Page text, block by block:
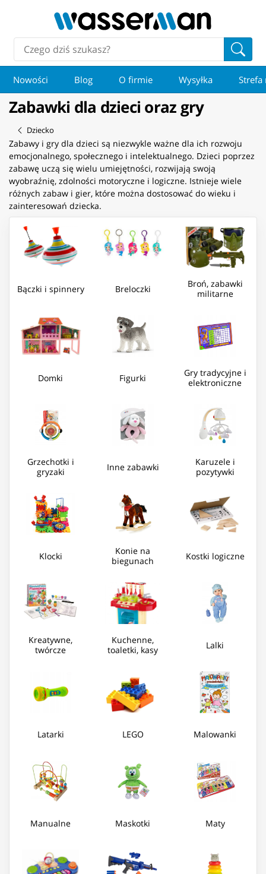
Nowości Blog O firmie Wysyłka Strefa
Zabawki dla dzieci oraz gry
Dziecko
Zabawy i gry dla dzieci są niezwykle ważne dla ich rozwoju
emocjonalnego, społecznego i intelektualnego. Dzieci poprzez
zabawę uczą się wielu umiejętności, rozwijają swoją
wyobraźnię, zdolności motoryczne i logiczne. Istnieje wiele
różnych zabaw i gier, które można dostosować do wieku i
zainteresowań dziecka.
Bączki i spinnery Breloczki
Broń, zabawki
militarne
Domki Figurki
Gry tradycyjne i
elektroniczne
Grzechotki i
gryzaki
Inne zabawki
Karuzele i
pozytywki
Klocki
Konie na
biegunach
Kostki logiczne
Kreatywne,
twórcze
Kuchenne,
toaletki, kasy
Lalki
Latarki LEGO Malowanki
Manualne Maskotki Maty